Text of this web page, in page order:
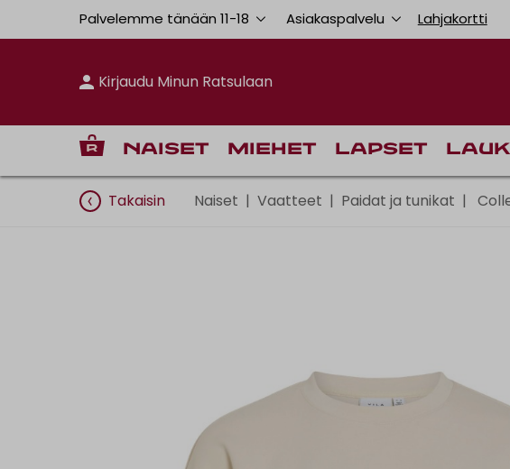
Palvelemme tänään 11-18 Asiakaspalvelu Lahjakortti
Kirjaudu Minun Ratsulaan
Naiset Miehet Lapset
Takaisin Naiset | Vaatteet | Paidat ja tunikat |